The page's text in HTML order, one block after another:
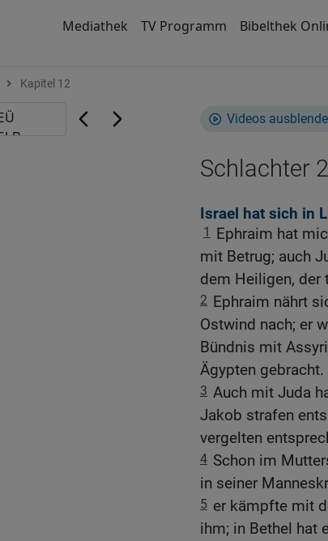
Mediathek TV Programm Bibelthek
Kapitel 12
Videos
Schlachter
Israel hat sich in
1
Ephraim hat
mit Betrug; auch
dem Heiligen, der
2 Ephraim nährt
Ostwind nach; er
Bündnis mit
Ägypten gebracht.
3 Auch mit Juda
Jakob strafen
vergelten
4 Schon im
in seiner
5 er kämpfte mit
ihm; in Bethel hat